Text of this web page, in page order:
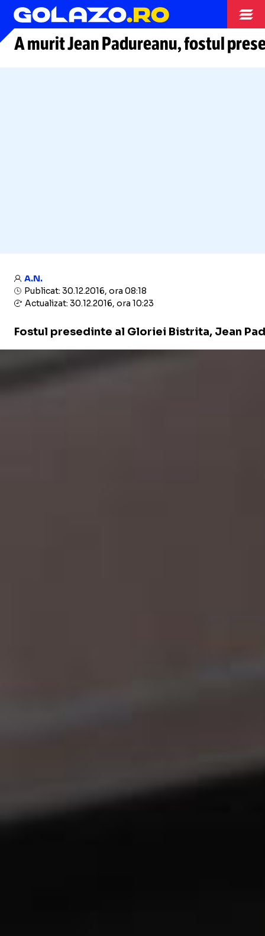
Arhiva fotbal
A murit Jean Padureanu, fostul
A.N.
Publicat: 30.12.2016, ora 08:18
Actualizat: 30.12.2016, ora 10:23
Fostul presedinte al Gloriei Bistrita, Jean